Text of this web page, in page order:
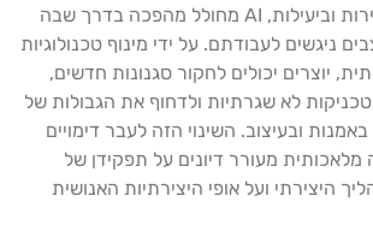
ויזואלי במהירות וביעילות, AI מחולל מהפכה בדרך שבה
ניגשים לעבודתם. על ידי מינוף טכנולוגיות
יוצרים יכולים לחקור סגנונות חדשים,
לא שגרתיות ולדחוף את הגבולות של
ובעיצוב. השינוי הזה לעבר דימויים
מלאכותית מעורר דיונים על תפקידן של
היצירתי ועל אופי היצירתיות האנושית